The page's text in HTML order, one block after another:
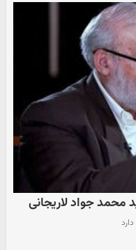
محمد جواد لاریجانی